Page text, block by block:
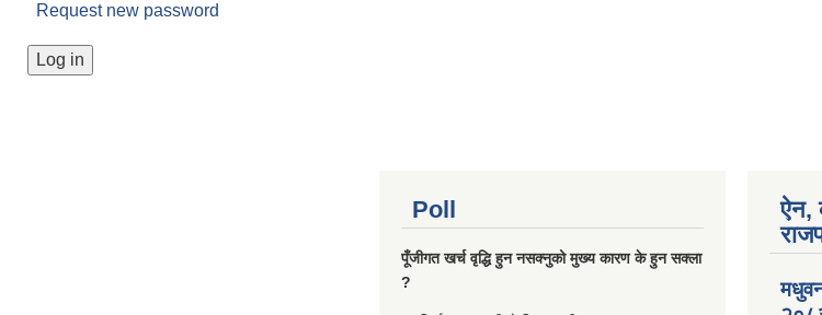
Request new password
Poll
पूँजीगत खर्च वृद्धि हुन नसक्नुको मुख्य कारण के हुन सक्ला
?
ऐन,